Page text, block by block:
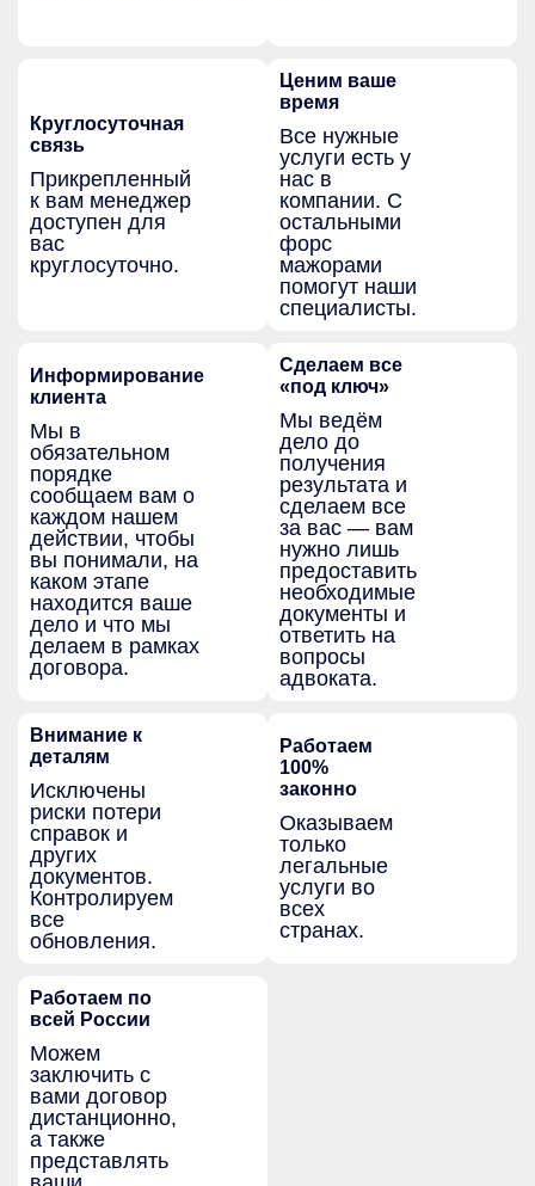
Круглосуточная
связь
Прикрепленный
к вам менеджер
доступен для
вас
круглосуточно.
Ценим ваше
время
Все нужные
услуги есть у
нас в
компании. С
остальными
форс
мажорами
помогут наши
специалисты.
Информирование
клиента
Мы в
обязательном
порядке
сообщаем вам о
каждом нашем
действии, чтобы
вы понимали, на
каком этапе
находится ваше
дело и что мы
делаем в рамках
договора.
Сделаем все
«под ключ»
Мы ведём
дело до
получения
результата и
сделаем все
за вас — вам
нужно лишь
предоставить
необходимые
документы и
ответить на
вопросы
адвоката.
Внимание к
деталям
Исключены
риски потери
справок и
других
документов.
Контролируем
все
обновления.
Работаем
100%
законно
Оказываем
только
легальные
услуги во
всех
странах.
Работаем по
всей России
Можем
заключить с
вами договор
дистанционно,
а также
представлять